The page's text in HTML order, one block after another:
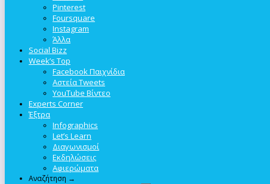
Pinterest
Foursquare
Instagram
Άλλα
Social Bizz
Week’s Top
Facebook Παιχνίδια
Αστεία Tweets
YouTube Βίντεο
Experts Corner
Έξτρα
Infographics
Let’s Learn
Διαγωνισμοί
Εκδηλώσεις
Αφιερώματα
Αναζήτηση →